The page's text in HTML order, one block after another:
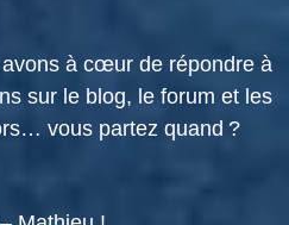
à cœur de répondre à
sur le blog, le forum et les
vous partez quand ?